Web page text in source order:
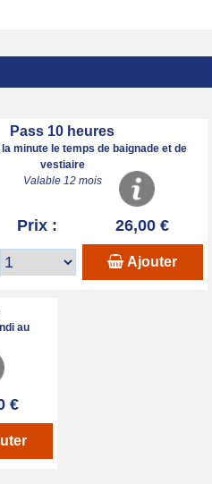
Pass 10 heures
minute le temps de baignade et de
vestiaire
Valable 12 mois
Prix : 26,00 €
Ajouter
au
€